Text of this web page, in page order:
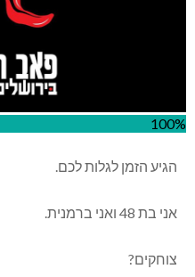
100%
הגיע הזמן לגלות לכם.
אני בת 48 ואני ברמנית.
צוחקים?